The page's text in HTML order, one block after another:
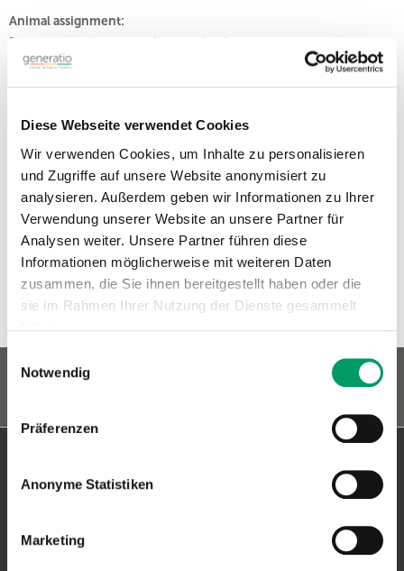
Diese Webseite verwendet Cookies
Wir verwenden Cookies, um Inhalte zu personalisieren
und Zugriffe auf unsere Website anonymisiert zu
analysieren. Außerdem geben wir Informationen zu Ihrer
Verwendung unserer Website an unsere Partner für
Analysen weiter. Unsere Partner führen diese
Informationen möglicherweise mit weiteren Daten
zusammen, die Sie ihnen bereitgestellt haben oder die
sie im Rahmen Ihrer Nutzung der Dienste gesammelt
Impressum
Notwendig
Präferenzen
Anonyme Statistiken
Marketing
Animal assignment:
Please enter the name of your animal.
Add to shopping cart
Classification:
Type: Kombinationen
Species: Dog
Similar products
Blumenstr. 49